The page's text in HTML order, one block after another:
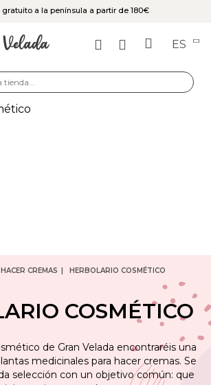
gratuito a la península a partir de 180€
ES
HACER CREMAS HERBOLARIO COSMÉTICO
COSMÉTICO
de Gran Velada encontraréis una
medicinales para hacer cremas. Se
selección con un objetivo común: que